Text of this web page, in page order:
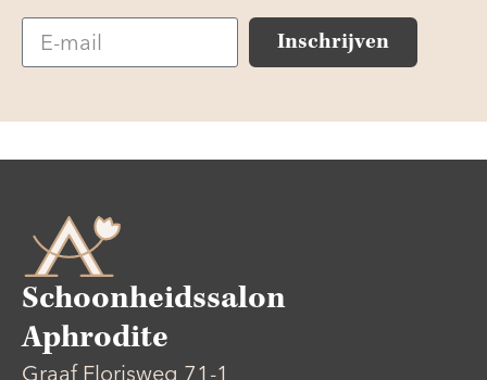
Inschrijven
Schoonheidssalon
Aphrodite
Graaf Florisweg 71-1